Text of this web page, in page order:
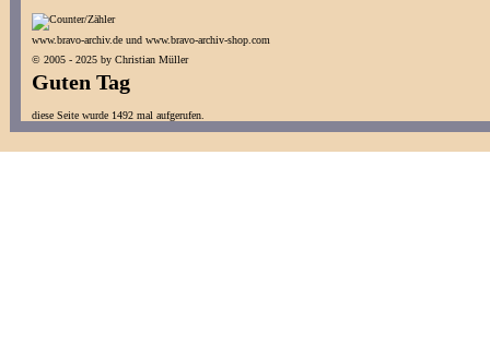
www.bravo-archiv.de und www.bravo-archiv-shop.com
© 2005 - 2025 by Christian Müller
Guten Tag
diese Seite wurde 1492 mal aufgerufen.